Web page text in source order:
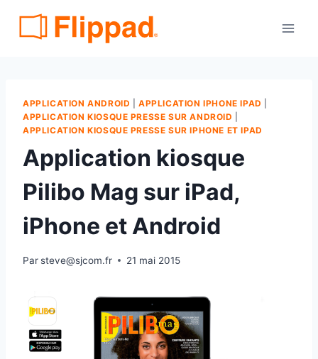
APPLICATION ANDROID |APPLICATION IPHONE IPAD
APPLICATION KIOSQUE PRESSE SUR ANDROID
APPLICATION KIOSQUE PRESSE SUR IPHONE ET IPAD
Application kiosque
Pilibo Mag sur iPad,
iPhone et Android
Parsteve@sjcom.fr 21 mai 2015